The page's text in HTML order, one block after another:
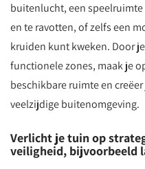
buitenlucht, een
en te ravotten, of zelfs een
kruiden kunt kweken. Door
functionele zones, maak je
beschikbare ruimte en
veelzijdige buitenomgeving.
Verlicht je tuin op
veiligheid, bijvoorbeeld